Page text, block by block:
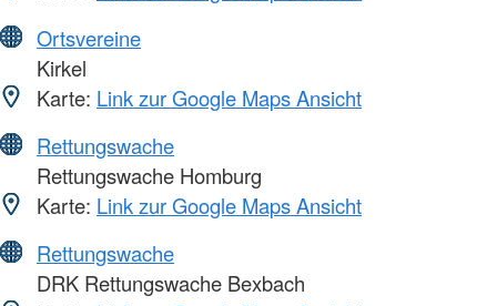
Ortsvereine
Kirkel
Karte: Link zur Google Maps Ansicht
Rettungswache
Rettungswache Homburg
Karte: Link zur Google Maps Ansicht
Rettungswache
DRK Rettungswache Bexbach